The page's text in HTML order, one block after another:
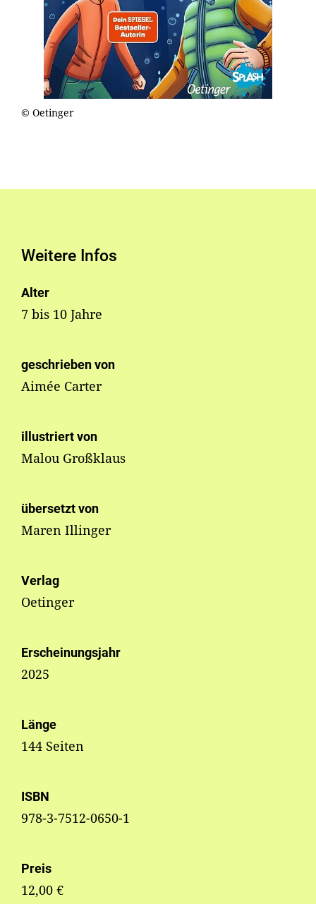
© Oetinger
Weitere Infos
Alter
7 bis 10 Jahre
geschrieben von
Aimée Carter
illustriert von
Malou Großklaus
übersetzt von
Maren Illinger
Verlag
Oetinger
Erscheinungsjahr
2025
Länge
144 Seiten
ISBN
978-3-7512-0650-1
Preis
12,00 €